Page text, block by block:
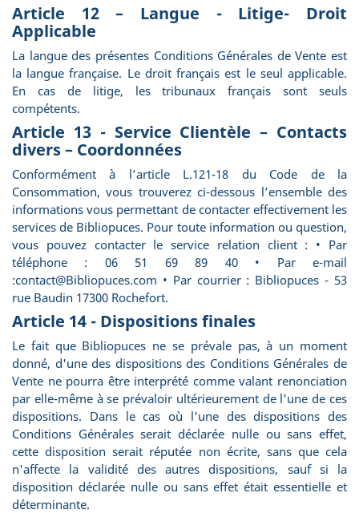
Article 12 – Langue - Litige- Droit
Applicable
La langue des présentes Conditions Générales de Vente est
la langue française. Le droit français est le seul applicable.
En cas de litige, les tribunaux français sont seuls
compétents.
Article 13 - Service Clientèle – Contacts
divers – Coordonnées
Conformément à l’article L.121-18 du Code de la
Consommation, vous trouverez ci-dessous l’ensemble des
informations vous permettant de contacter effectivement les
services de Bibliopuces. Pour toute information ou question,
vous pouvez contacter le service relation client : • Par
téléphone : 06 51 69 89 40 • Par e-mail
:contact@Bibliopuces.com • Par courrier : Bibliopuces - 53
rue Baudin 17300 Rochefort.
Article 14 - Dispositions finales
Le fait que Bibliopuces ne se prévale pas, à un moment
donné, d'une des dispositions des Conditions Générales de
Vente ne pourra être interprété comme valant renonciation
par elle-même à se prévaloir ultérieurement de l'une de ces
dispositions. Dans le cas où l'une des dispositions des
Conditions Générales serait déclarée nulle ou sans effet,
cette disposition serait réputée non écrite, sans que cela
n'affecte la validité des autres dispositions, sauf si la
disposition déclarée nulle ou sans effet était essentielle et
déterminante.